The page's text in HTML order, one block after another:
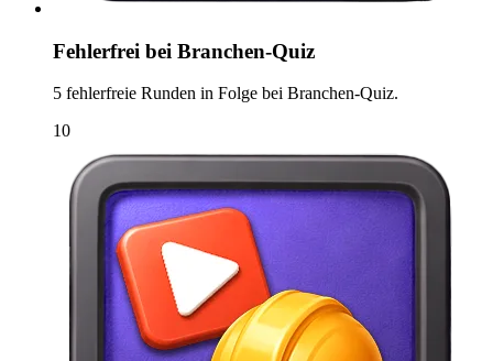
Fehlerfrei bei Branchen-Quiz
5 fehlerfreie Runden in Folge bei Branchen-Quiz.
10